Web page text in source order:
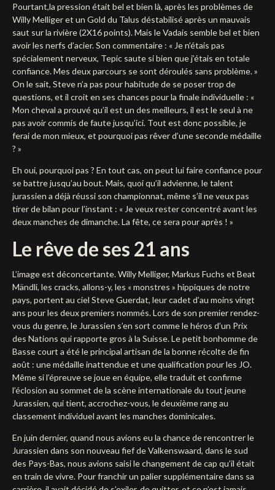
Pourtant,la pression était bel et bien là, après les problèmes de
Willy Melliger et un Gold du Talus déstabilisé après un mauvais
saut sur la rivière (2X16 points). Mais le Vadais semble bel et bien
avoir les nerfs d’acier. Son commentaire : « Je n’étais pas
spécialement nerveux, Tepic saute si bien que j’étais en totale
confiance. Mes deux parcours se sont déroulés sans problème. »
On le sait, Steve n’a pas pour habitude de se poser trop de
questions, et il croit en ses chances pour la finale individuelle : «
Mon cheval a prouvé qu’il est un des meilleurs, il est le seul à ne
pas avoir commis de faute jusqu’ici. Tout est donc possible, je
ferai de mon mieux, et pourquoi pas rêver d’une seconde médaille
? »
Eh oui, pourquoi pas ? En tout cas, on peut lui faire confiance pour
se battre jusqu’au bout. Mais, quoi qu’il advienne, le talent
jurassien a déjà réussi son championnat, même s’il ne veux pas
tirer de bilan pour l’instant : « Je veux rester concentré avant les
deux manches de dimanche. La fête, ce sera pour après ! »
Le rêve de ses 21 ans
L’image est déconcertante. Willy Melliger, Markus Fuchs et Beat
Mändli, les cracks, allons-y, les « monstres » hippiques de notre
pays, portent au ciel Steve Guerdat, leur cadet d’au moins vingt
ans pour les deux premiers nommés. Lors de son premier rendez-
vous du genre, le Jurassien s’en sort comme le héros d’un Prix
des Nations qui rapporte gros à la Suisse. Le petit bonhomme de
Basse court a été le principal artisan de la bonne récolte de fin
août : une médaille inattendue et une qualification pour les JO.
Même si l’épreuve se joue en équipe, elle traduit et confirme
l’éclosion au sommet de la scène internationale du tout jeune
Jurassien, qui tient, accrochez-vous, le deuxième rang au
classement individuel avant les manches dominicales.
En juin dernier, quand nous avions eu la chance de rencontrer le
Jurassien dans son nouveau fief de Valkenswaard, dans le sud
des Pays-Bas, nous avions saisi le changement de cap qu’il était
en train de vivre. Pour franchir un palier supplémentaire dans sa